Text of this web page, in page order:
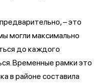
– это
могли максимально
до каждого
Временные рамки это
в районе составила